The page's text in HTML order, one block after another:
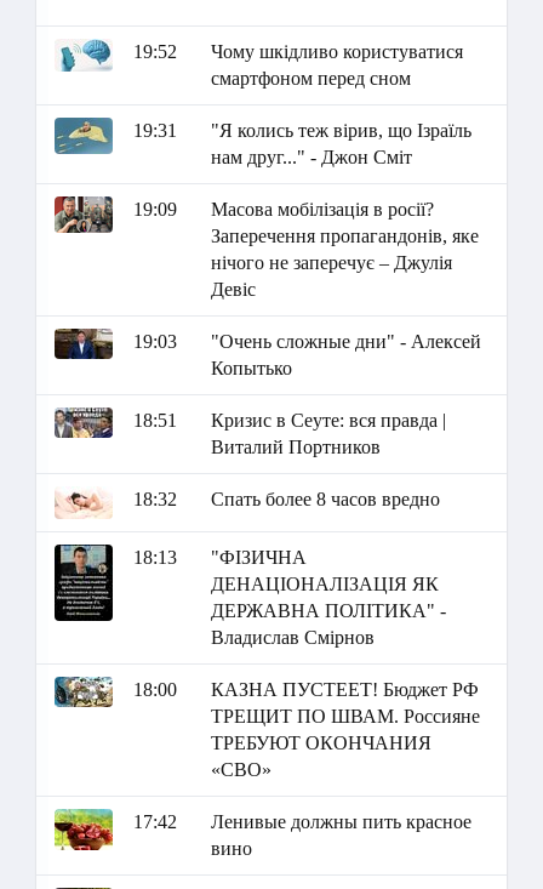
19:52
Чому шкідливо користуватися
смартфоном перед сном
19:31
"Я колись теж вірив, що Ізраїль
нам друг..." - Джон Сміт
19:09
Масова мобілізація в росії?
Заперечення пропагандонів, яке
нічого не заперечує – Джулія
Девіс
19:03
"Очень сложные дни" - Алексей
Копытько
18:51
Кризис в Сеуте: вся правда |
Виталий Портников
18:32 Спать более 8 часов вредно
18:13
"ФІЗИЧНА
ДЕНАЦІОНАЛІЗАЦІЯ ЯК
ДЕРЖАВНА ПОЛІТИКА" -
Владислав Смірнов
18:00
КАЗНА ПУСТЕЕТ! Бюджет РФ
ТРЕЩИТ ПО ШВАМ. Россияне
ТРЕБУЮТ ОКОНЧАНИЯ
«СВО»
17:42
Ленивые должны пить красное
вино